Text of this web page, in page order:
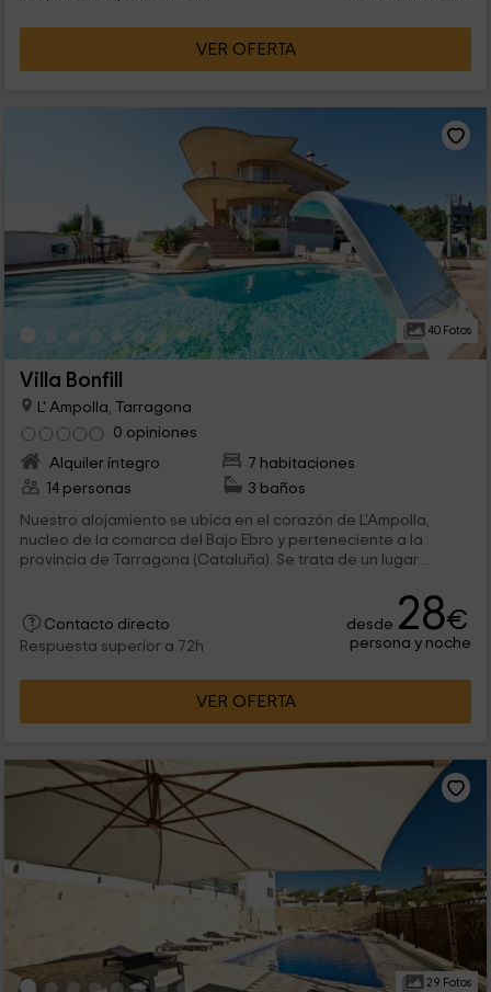
VER OFERTA
40 Fotos
Villa Bonfill
L' Ampolla, Tarragona
0 opiniones
Alquiler íntegro
7 habitaciones
14 personas
3 baños
Nuestro alojamiento se ubica en el corazón de L'Ampolla,
nucleo de la comarca del Bajo Ebro y perteneciente a la
provincia de Tarragona (Cataluña). Se trata de un lugar...
Contacto directo
Respuesta superior a 72h
desde 28€
persona y noche
VER OFERTA
29 Fotos